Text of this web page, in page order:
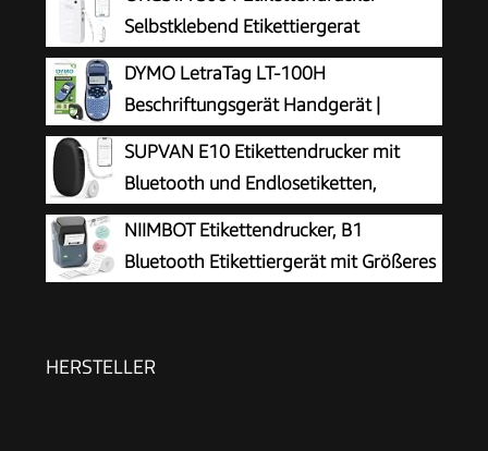
Selbstklebend Etikettiergerat
Bluetooth
DYMO LetraTag LT-100H
Beschriftungsgerät Handgerät |
Tragbares Etikettiergerät mit ABC
Tastatur | blau | Ideal fürs Büro oder zu Hause
SUPVAN E10 Etikettendrucker mit
Bluetooth und Endlosetiketten,
Schwarz
NIIMBOT Etikettendrucker, B1
Bluetooth Etikettiergerät mit Größeres
Android für Heim, Büro, Blau
HERSTELLER